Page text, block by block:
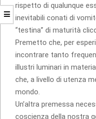
rispetto di qualunque
inevitabili conati di
“testina” di maturità
Premetto che, per
incontrare tanto
illustri luminari in
che, a livello di utenza
mondo.
Un’altra premessa
coscienza della nostra